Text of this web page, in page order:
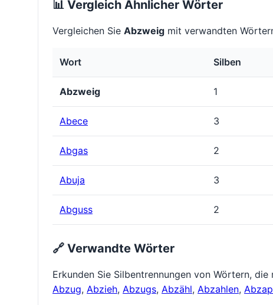
📊 Vergleich Ähnlicher Wörter
Vergleichen Sie Abzweig mit verwandten
Wort Silben
Abzweig 1
Abece 3
Abgas 2
Abuja 3
Abguss 2
🔗 Verwandte Wörter
Erkunden Sie Silbentrennungen von Wörtern, die
Abzug, Abzieh, Abzugs, Abzähl, Abzahlen,